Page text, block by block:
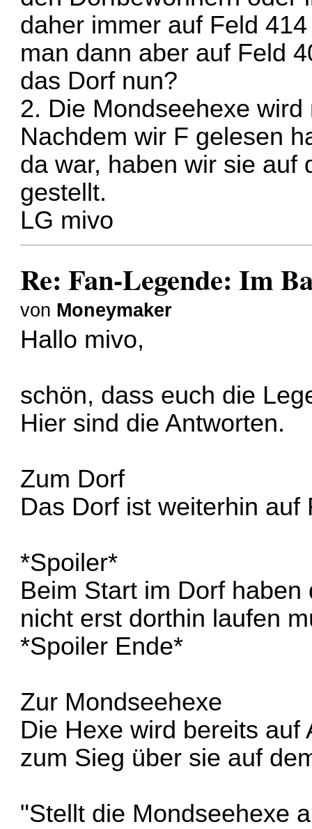
daher immer auf Feld
man dann aber auf Feld
das Dorf nun?
2. Die Mondseehexe
Nachdem wir F gelesen
da war, haben wir sie auf
gestellt.
LG mivo
Re: Fan-Legende: Im
von Moneymaker
Hallo mivo,
schön, dass euch die
Hier sind die Antworten.
Zum Dorf
Das Dorf ist weiterhin auf
*Spoiler*
Beim Start im Dorf
nicht erst dorthin laufen
*Spoiler Ende*
Zur Mondseehexe
Die Hexe wird bereits
zum Sieg über sie auf
"Stellt die Mondseehexe